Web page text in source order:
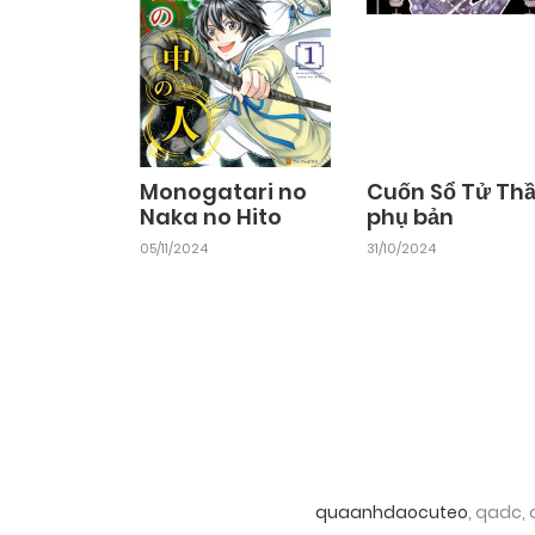
Monogatari no
Naka no Hito
05/11/2024
Cuốn Sổ Tử
phụ bản
31/10/2024
quaanhdaocuteo, qadc,